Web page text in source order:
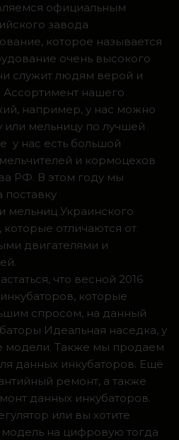
официальным
завода
которое называется
очень высокого
служит людям верой и
нашего
например, у нас можно
или мельницу по лучшей
у нас есть большой
и кормоцехов
РФ. В этом году мы
мельниц Украинского
отличаются от
двигателями и
что весной 2016
которые
спросом, на данный
Идеальная наседка, у
модели. Также мы продаем
данных инкубаторов. Ещё
ремонт, а также
данных инкубаторов.
или вы хотите
на цифровую тогда